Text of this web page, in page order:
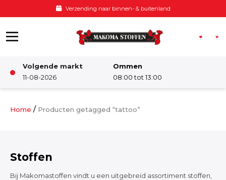
Verzending naar binnen- & buitenland
Volgende markt
11-08-2026
Ommen
08:00 tot 13:00
Damesstoffen
Home / Producten getagged “tattoo”
Stoffen
Bij Makomastoffen vindt u een uitgebreid assortiment stoffen,